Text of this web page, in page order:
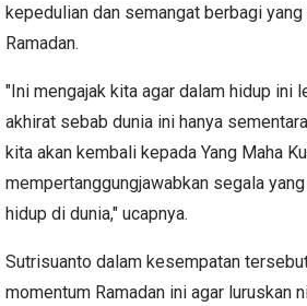
kepedulian dan semangat berbagi
Ramadan.
"Ini mengajak kita agar dalam hidup ini
akhirat sebab dunia ini hanya
kita akan kembali kepada Yang Maha
mempertanggungjawabkan segala
hidup di dunia," ucapnya.
Sutrisuanto dalam kesempatan
momentum Ramadan ini agar luruskan